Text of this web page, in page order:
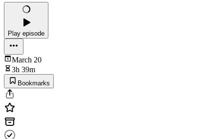
Play episode
March 20
3h 39m
Bookmarks